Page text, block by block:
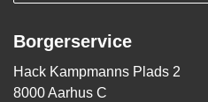
Borgerservice
Hack Kampmanns Plads 2
8000 Aarhus C